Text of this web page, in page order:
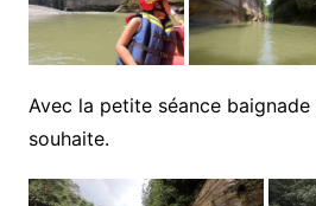
Avec la petite séance
souhaite.